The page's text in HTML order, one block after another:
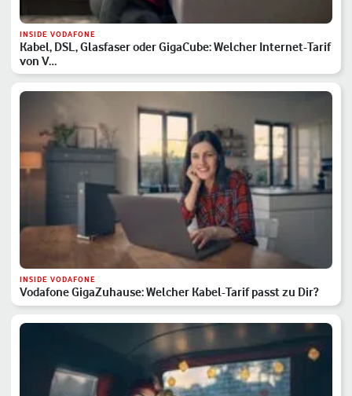
INSIDE VODAFONE
Kabel, DSL, Glasfaser oder GigaCube: Welcher Internet-Tarif
von V…
INSIDE VODAFONE
Vodafone GigaZuhause: Welcher Kabel-Tarif passt zu Dir?